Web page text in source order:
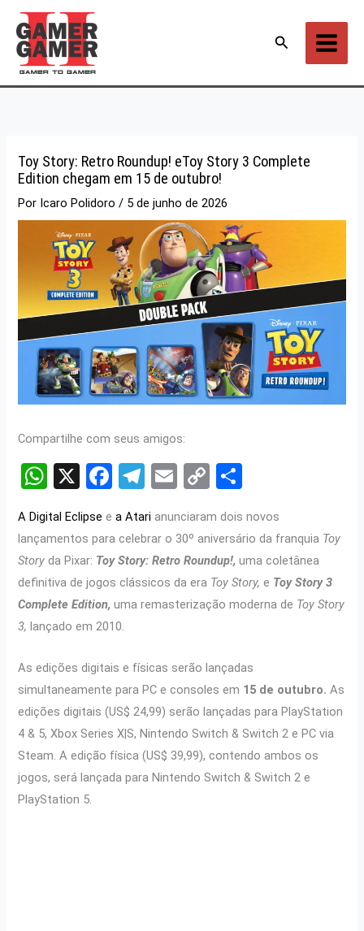
para
conteúdo
Pesquisar
Toy Story: Retro Roundup! eToy Story 3 Complete
Edition chegam em 15 de outubro!
Por Icaro Polidoro/ 5 de junho de 2026
Compartilhe com seus amigos:
W
at
s
A
p
p
X
F
ce
b
o
o
k
T
e
gr
a
m
E
ail
C
py
Li
n
k
ar
e
A Digital Eclipse ea Atari anunciaram dois novos
lançamentos para celebrar o 30º aniversário da franquia Toy
Story da Pixar: Toy Story: Retro Roundup!,uma coletânea
definitiva de jogos clássicos da era Toy Story, e Toy Story 3
Complete Edition, uma remasterização moderna de Toy Story
3,lançado em 2010.
As edições digitais e físicas serão lançadas
simultaneamente para PC e consoles em 15 de outubro. As
edições digitais (US$ 24,99) serão lançadas para PlayStation
4 & 5, Xbox Series X|S, Nintendo Switch & Switch 2 e PC via
Steam. A edição física (US$ 39,99), contendo ambos os
jogos, será lançada para Nintendo Switch & Switch 2 e
PlayStation 5.